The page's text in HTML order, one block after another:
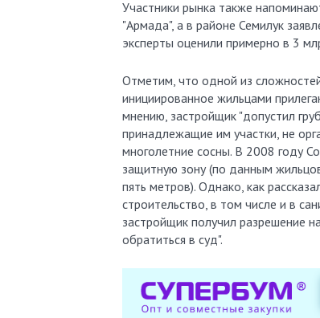
Участники рынка также
"Армада", а в районе Семилук
эксперты оценили примерно в 3
Отметим, что одной из
инициированное жильцами
мнению, застройщик "допустил
принадлежащие им участки, не
многолетние сосны. В 2008 году
защитную зону (по данным
пять метров). Однако, как
строительство, в том числе и в
застройщик получил разрешение
обратиться в суд".